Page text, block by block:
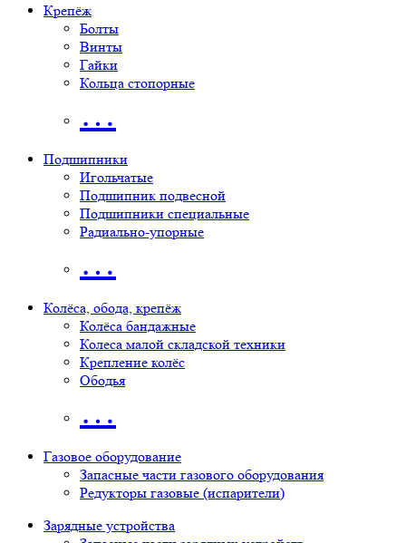
Крепёж
Болты
Винты
Гайки
Кольца стопорные
…
Подшипники
Игольчатые
Подшипник подвесной
Подшипники специальные
Радиально-упорные
…
Колёса, обода, крепёж
Колёса бандажные
Колеса малой складской техники
Крепление колёс
Ободья
…
Газовое оборудование
Запасные части газового оборудования
Редукторы газовые (испарители)
Зарядные устройства